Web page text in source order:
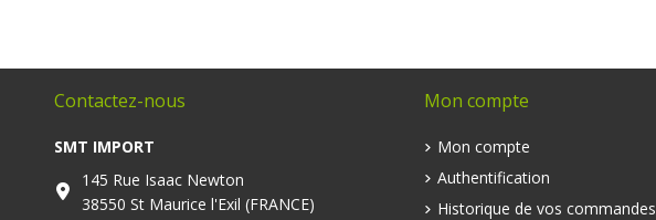
Contactez-nous
SMT IMPORT
145 Rue Isaac Newton
38550 St Maurice l'Exil (FRANCE)
Mon compte
Mon compte
Authentification
Historique de vos commandes